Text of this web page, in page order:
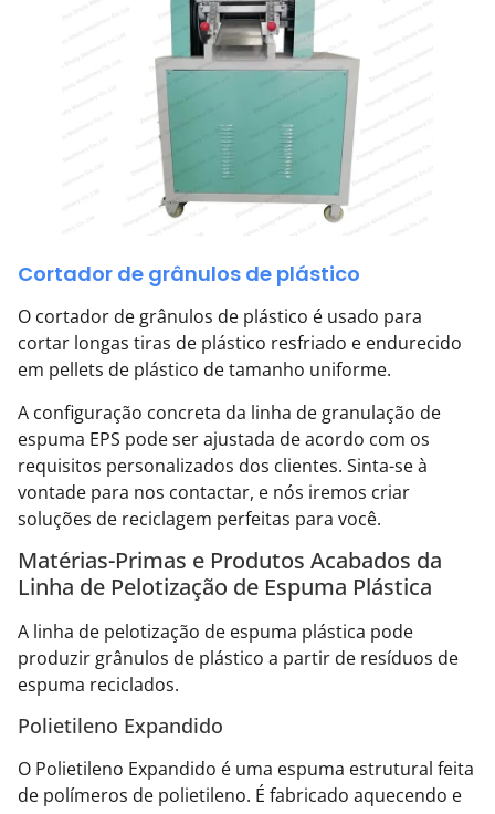
Cortador de grânulos de plástico
O cortador de grânulos de plástico é usado para
cortar longas tiras de plástico resfriado e endurecido
em pellets de plástico de tamanho uniforme.
A configuração concreta da linha de granulação de
espuma EPS pode ser ajustada de acordo com os
requisitos personalizados dos clientes. Sinta-se à
vontade para nos contactar, e nós iremos criar
soluções de reciclagem perfeitas para você.
Matérias-Primas e Produtos Acabados da
Linha de Pelotização de Espuma Plástica
A linha de pelotização de espuma plástica pode
produzir grânulos de plástico a partir de resíduos de
espuma reciclados.
Polietileno Expandido
O Polietileno Expandido é uma espuma estrutural feita
de polímeros de polietileno. É fabricado aquecendo e